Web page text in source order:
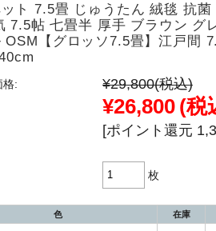
ト 7.5畳 じゅうたん 絨毯 抗
7.5帖 七畳半 厚手 ブラウン グ
OSM【グロッソ7.5畳】江戸間
格: ¥29,800(税込)
¥26,800 (税
[ポイント還元
枚
色 在庫